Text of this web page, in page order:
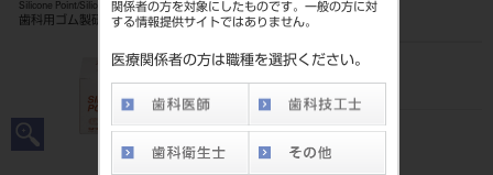
関係者の方を対象にしたものです。一般の方に対
する情報提供サイトではありません。
医療関係者の方は職種を選択ください。
Silicone Point/Silicone Polishing Stick
歯科用ゴム製研磨材
品目コード
20432032513BR
JAN/EANコード
4548162041418